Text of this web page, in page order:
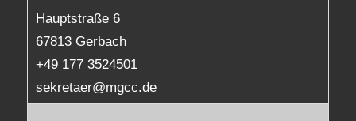
Hauptstraße 6
67813 Gerbach
+49 177 3524501
sekretaer@mgcc.de